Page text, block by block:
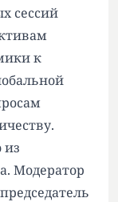
сессий
к
из
Модератор